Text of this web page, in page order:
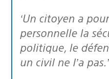
‘Un citoyen a pour responsabilité
personnelle la
politique, le
un civil ne l’a pas.’